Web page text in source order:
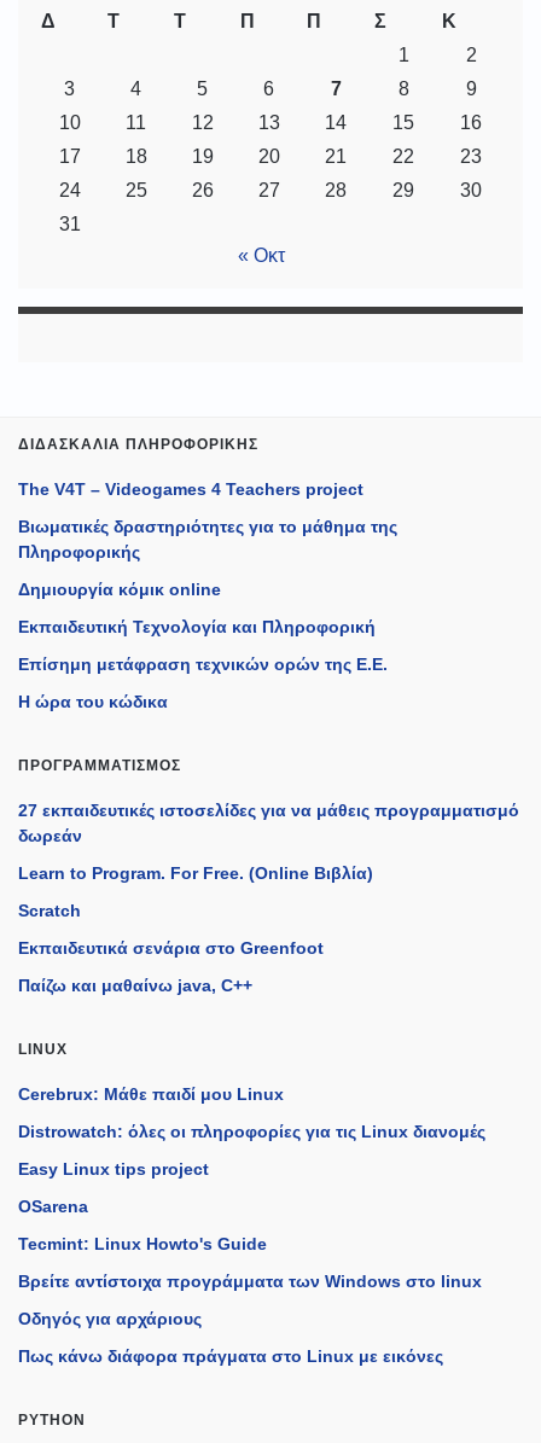
Δ Τ Τ Π Π Σ
Κ
1
2
3
4 5 6 7 8
9
10
11 12 13 14 15
16
17
18 19 20 21 22
23
24
25 26 27 28 29
30
31
« Οκτ
ΔΙΔΑΣΚΑΛΊΑ ΠΛΗΡΟΦΟΡΙΚΉΣ
The V4T – Videogames 4 Teachers project
Βιωματικές δραστηριότητες για το μάθημα της
Πληροφορικής
Δημιουργία κόμικ online
Εκπαιδευτική Τεχνολογία και Πληροφορική
Επίσημη μετάφραση τεχνικών ορών της Ε.Ε.
Η ώρα του κώδικα
ΠΡΟΓΡΑΜΜΑΤΙΣΜΌΣ
27 εκπαιδευτικές ιστοσελίδες για να μάθεις προγραμματισμό
δωρεάν
Learn to Program. For Free. (Online Βιβλία)
Scratch
Εκπαιδευτικά σενάρια στο Greenfoot
Παίζω και μαθαίνω java, C++
LINUX
Cerebrux: Μάθε παιδί μου Linux
Distrowatch: όλες οι πληροφορίες για τις Linux διανομές
Easy Linux tips project
OSarena
Tecmint: Linux Howto's Guide
Βρείτε αντίστοιχα προγράμματα των Windows στο linux
Οδηγός για αρχάριους
Πως κάνω διάφορα πράγματα στο Linux με εικόνες
PYTHON